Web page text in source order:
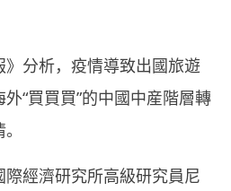
分析，疫情導致出國旅遊
“買買買”的中國中産階層轉
經濟研究所高級研究員尼